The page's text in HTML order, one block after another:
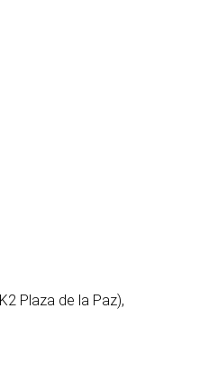
Plaza de la Paz),